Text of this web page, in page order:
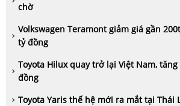
chờ
Volkswagen Teramont giảm giá gần
tỷ đồng
Toyota Hilux quay trở lại Việt Nam,
đồng
Toyota Yaris thế hệ mới ra mắt tại Thái